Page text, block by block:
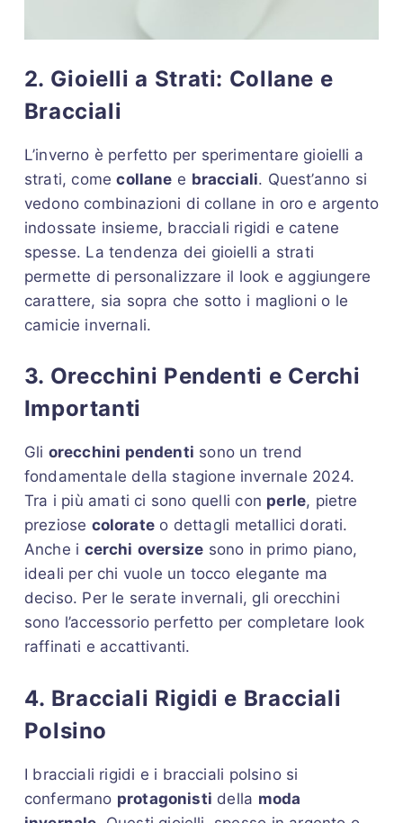
2. Gioielli a Strati: Collane e
Bracciali
L’inverno è perfetto per sperimentare gioielli a
strati, comecollane e bracciali. Quest’anno si
vedono combinazioni di collane in oro e argento
indossate insieme, bracciali rigidi e catene
spesse. La tendenza dei gioielli a strati
permette di personalizzare il look e aggiungere
carattere, sia sopra che sotto i maglioni o le
camicie invernali.
3. Orecchini Pendenti e Cerchi
Importanti
Gli orecchini pendenti sono un trend
fondamentale della stagione invernale 2024.
Tra i più amati ci sono quelli con perle, pietre
preziose colorateo dettagli metallici dorati.
Anche i cerchi oversize sono in primo piano,
ideali per chi vuole un tocco elegante ma
deciso. Per le serate invernali, gli orecchini
sono l’accessorio perfetto per completare look
raffinati e accattivanti.
4. Bracciali Rigidi e Bracciali
Polsino
I bracciali rigidi e i bracciali polsino si
confermano protagonisti della moda